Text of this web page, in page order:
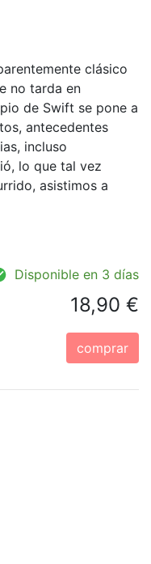
clásico
no tarda en
de Swift se pone a
antecedentes
incluso
lo que tal vez
asistimos a
Disponible en 3 días
18,90 €
comprar